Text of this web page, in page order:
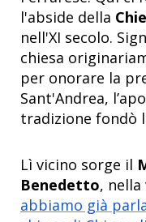
l'abside della
nell'XI secolo.
chiesa
per onorare la
Sant'Andrea,
tradizione fondò
Lì vicino sorge il
Benedetto,
abbiamo già